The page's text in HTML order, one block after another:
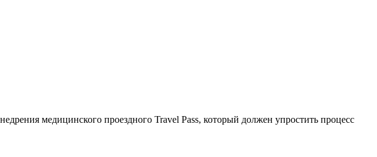
медицинского проездного Travel Pass, который должен упростить процесс